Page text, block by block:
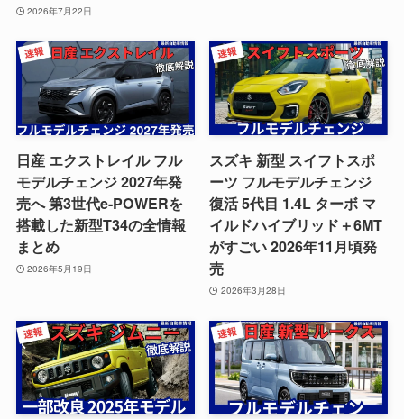
2026年7月22日
日産 エクストレイル フル
モデルチェンジ 2027年発
売へ 第3世代e-POWERを
搭載した新型T34の全情報
まとめ
2026年5月19日
スズキ 新型 スイフトスポ
ーツ フルモデルチェンジ
復活 5代目 1.4L ターボ マ
イルドハイブリッド＋6MT
がすごい 2026年11月頃発
売
2026年3月28日